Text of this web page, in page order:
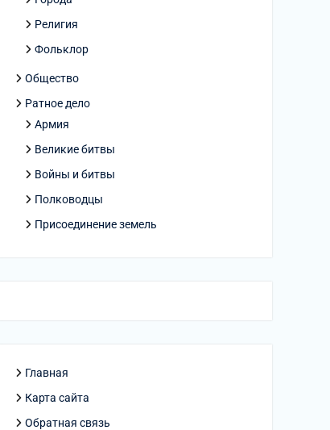
Религия
Фольклор
Общество
Ратное дело
Армия
Великие битвы
Войны и битвы
Полководцы
Присоединение земель
Главная
Карта сайта
Обратная связь